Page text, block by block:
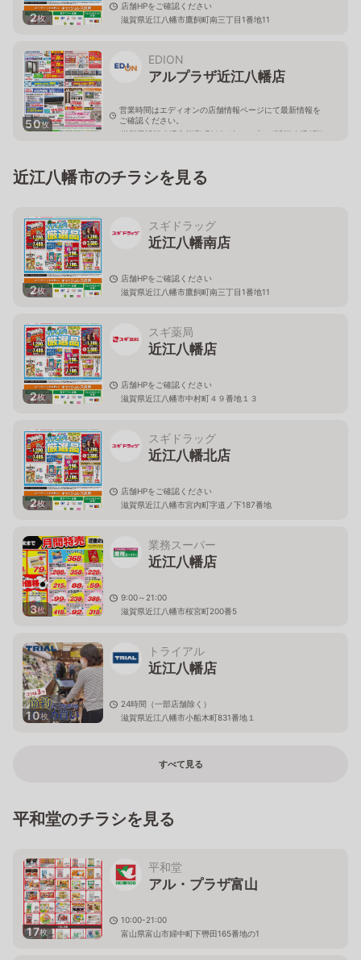
2枚
店舗HPをご確認ください
滋賀県近江八幡市鷹飼町南三丁目1番地11
50枚
EDION
アルプラザ近江八幡店
営業時間はエディオンの店舗情報ページにて最新情報を
ご確認ください。
滋賀県近江八幡市桜宮町202-1(アルプラザ近江八幡3階)
近江八幡市のチラシを見る
2枚
スギドラッグ
近江八幡南店
店舗HPをご確認ください
滋賀県近江八幡市鷹飼町南三丁目1番地11
2枚
スギ薬局
近江八幡店
店舗HPをご確認ください
滋賀県近江八幡市中村町４９番地１３
2枚
スギドラッグ
近江八幡北店
店舗HPをご確認ください
滋賀県近江八幡市宮内町字道ノ下187番地
3枚
業務スーパー
近江八幡店
9:00～21:00
滋賀県近江八幡市桜宮町200番5
10枚
トライアル
近江八幡店
24時間（一部店舗除く）
滋賀県近江八幡市小船木町831番地１
すべて見る
平和堂のチラシを見る
17枚
平和堂
アル・プラザ富山
10:00-21:00
富山県富山市婦中町下轡田165番地の1